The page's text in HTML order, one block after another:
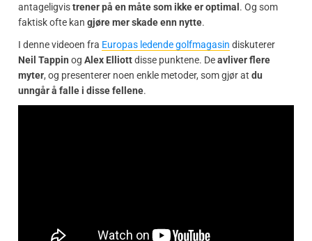
antageligvistrener på en måte som ikke er optimal . Og som
faktisk ofte kan gjøre mer skade enn nytte.
I denne videoen fra Europas ledende golfmagasin diskuterer
Neil Tappin og Alex Elliottdisse punktene. Deavliver flere
myter, og presenterer noen enkle metoder, som gjør at du
unngår å falle i disse fellene.